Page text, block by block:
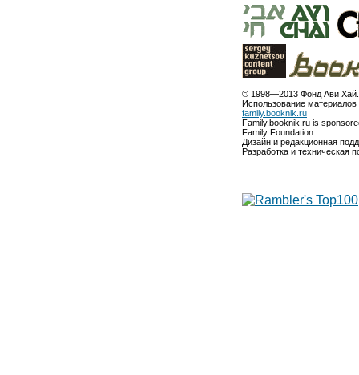
© 1998—2013 Фонд Ави
Использование
family.booknik.ru
Family.booknik.ru is
Family Foundation
Дизайн и редакционная
Разработка и техническая